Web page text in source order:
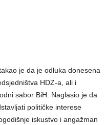
je da je odluka donesena
HDZ-a, ali i
sabor BiH. Naglasio je da
političke interese
iskustvo i angažman